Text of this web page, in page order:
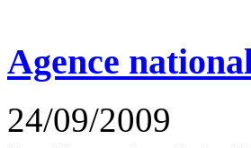
Agence
24/09/2009